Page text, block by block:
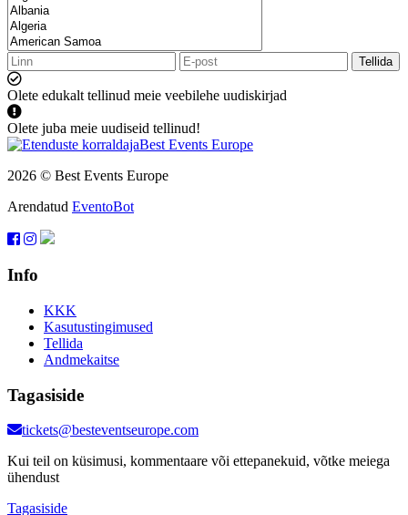
Tellida
Olete edukalt tellinud meie veebilehe uudiskirjad
Olete juba meie uudiseid tellinud!
2026 © Best Events Europe
Arendatud EventoBot
Info
KKK
Kasutustingimused
Tellida
Andmekaitse
Tagasiside
tickets@besteventseurope.com
Kui teil on küsimusi, kommentaare või ettepanekuid, võtke meiega
ühendust
Tagasiside